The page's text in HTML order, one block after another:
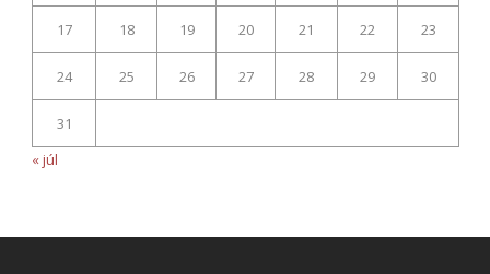
17 18 19 20 21 22 23
24 25 26 27 28 29 30
31
« júl